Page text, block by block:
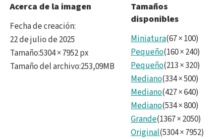
Acerca de la imagen
Fecha de creación:
22 de julio de 2025
Tamaño:5304 × 7952 px
Tamaño del archivo:253,09MB
Tamaños
disponibles
Miniatura(67×100)
Pequeño(160×240)
Pequeño(213 ×320)
Mediano(334×500)
Mediano(427×640)
Mediano(534×800)
Grande(1367×2050)
Original(5304×7952)